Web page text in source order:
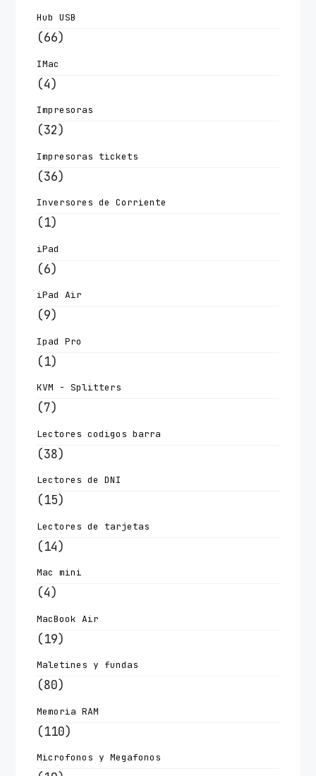
Hub USB
(66)
IMac
(4)
Impresoras
(32)
Impresoras tickets
(36)
Inversores de Corriente
(1)
iPad
(6)
iPad Air
(9)
Ipad Pro
(1)
KVM - Splitters
(7)
Lectores codigos barra
(38)
Lectores de DNI
(15)
Lectores de tarjetas
(14)
Mac mini
(4)
MacBook Air
(19)
Maletines y fundas
(80)
Memoria RAM
(110)
Microfonos y Megafonos